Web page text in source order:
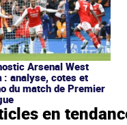
Arsenal West
: analyse, cotes et
du match de Premier
en